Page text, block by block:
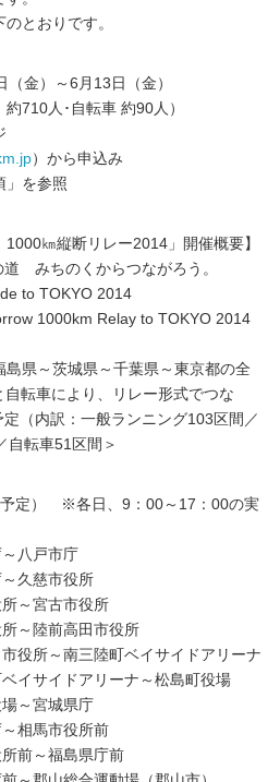
とおりです。
金）～6月13日（金）
710人･自転車 約90人）
）から申込み
」を参照
㎞縦断リレー2014」開催概要】
みちのくからつながろう。
to TOKYO 2014
1000km Relay to TOKYO 2014
県～茨城県～千葉県～東京都の全
転車により、リレー形式でつな
（内訳：一般ランニング103区間／
自転車51区間＞
予定） ※各日、9：00～17：00の実
八戸市庁
久慈市役所
～宮古市役所
～陸前高田市役所
役所～南三陸町ベイサイドアリーナ
イサイドアリーナ～松島町役場
～宮城県庁
相馬市役所前
前～福島県庁前